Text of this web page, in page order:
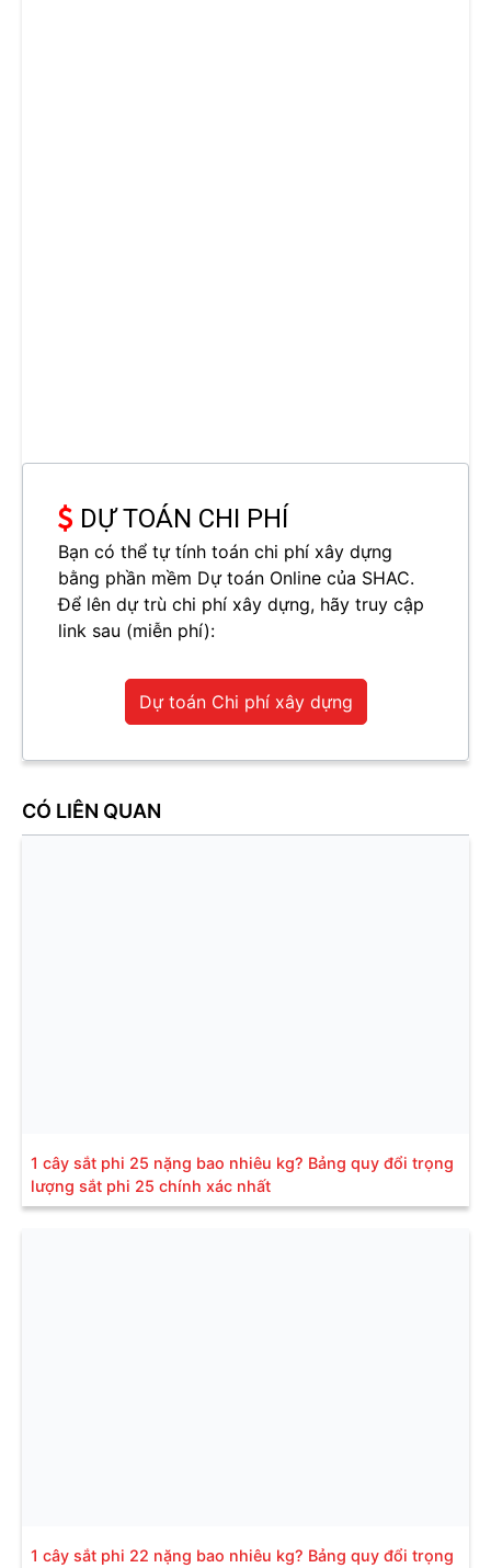
DỰ TOÁN CHI PHÍ
Bạn có thể tự tính toán chi phí xây dựng
bằng phần mềm Dự toán Online của SHAC.
Để lên dự trù chi phí xây dựng, hãy truy cập
link sau (miễn phí):
Dự toán Chi phí xây dựng
CÓ LIÊN QUAN
1 cây sắt phi 25 nặng bao nhiêu kg? Bảng quy đổi trọng
lượng sắt phi 25 chính xác nhất
1 cây sắt phi 22 nặng bao nhiêu kg? Bảng quy đổi trọng